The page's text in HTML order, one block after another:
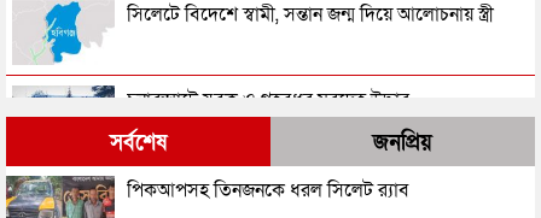
সিলেটে বিদেশে স্বামী, সন্তান জন্ম দিয়ে আলোচনায় স্ত্রী
চুনারুঘাটে যুবক ও গৃহবধূর মরদেহ উদ্ধার
সিলেটের যেখানে একদিনে ৩ জনের মরদেহ উদ্ধার
সর্বশেষ জনপ্রিয়
পিকআপসহ তিনজনকে ধরল সিলেট র‌্যাব